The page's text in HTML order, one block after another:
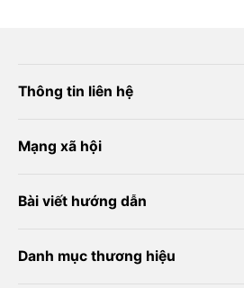
Thông tin liên hệ
Mạng xã hội
Bài viết hướng dẫn
Danh mục thương hiệu